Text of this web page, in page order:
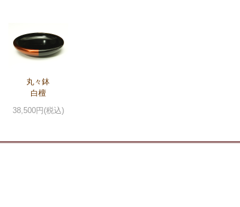
丸々鉢
白檀
38,500円(税込)